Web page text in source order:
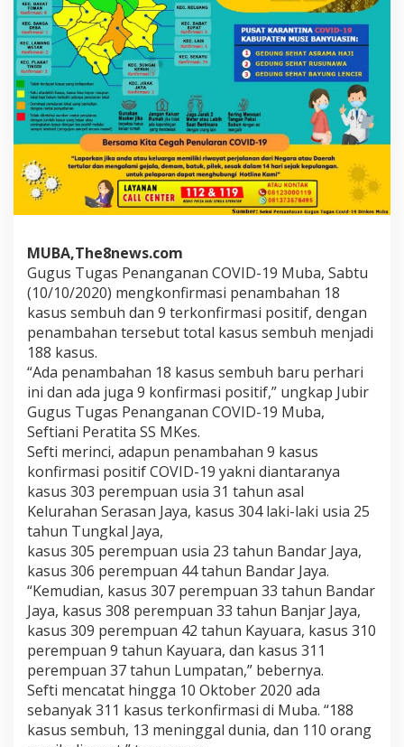
MUBA,The8news.com
Gugus Tugas Penanganan COVID-19 Muba, Sabtu
(10/10/2020) mengkonfirmasi penambahan 18
kasus sembuh dan 9 terkonfirmasi positif, dengan
penambahan tersebut total kasus sembuh menjadi
188 kasus.
“Ada penambahan 18 kasus sembuh baru perhari
ini dan ada juga 9 konfirmasi positif,” ungkap Jubir
Gugus Tugas Penanganan COVID-19 Muba,
Seftiani Peratita SS MKes.
Sefti merinci, adapun penambahan 9 kasus
konfirmasi positif COVID-19 yakni diantaranya
kasus 303 perempuan usia 31 tahun asal
Kelurahan Serasan Jaya, kasus 304 laki-laki usia 25
tahun Tungkal Jaya,
kasus 305 perempuan usia 23 tahun Bandar Jaya,
kasus 306 perempuan 44 tahun Bandar Jaya.
“Kemudian, kasus 307 perempuan 33 tahun Bandar
Jaya, kasus 308 perempuan 33 tahun Banjar Jaya,
kasus 309 perempuan 42 tahun Kayuara, kasus 310
perempuan 9 tahun Kayuara, dan kasus 311
perempuan 37 tahun Lumpatan,” bebernya.
Sefti mencatat hingga 10 Oktober 2020 ada
sebanyak 311 kasus terkonfirmasi di Muba. “188
kasus sembuh, 13 meninggal dunia, dan 110 orang